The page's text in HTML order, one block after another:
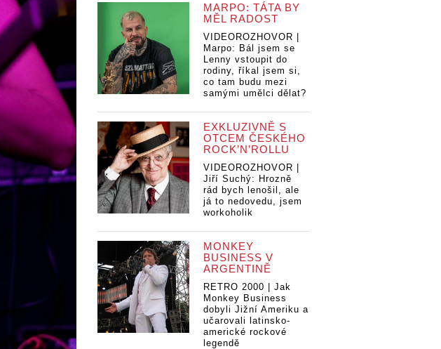
MARPO: TÁTA BY
MĚL RADOST
VIDEOROZHOVOR |
Marpo: Bál jsem se
Lenny vstoupit do
rodiny, říkal jsem si,
co tam budu mezi
samými umělci dělat?
EXKLUZIVNĚ S
OTCEM ČESKÉHO
ROCK’N’ROLLU
VIDEOROZHOVOR |
Jiří Suchý: Hrozně
rád bych lenošil, ale
já to nedovedu, jsem
workoholik
MONKEY
BUSINESS V
ARGENTINĚ
RETRO 2000 | Jak
Monkey Business
dobyli Jižní Ameriku a
učarovali latinsko-
americké rockové
legendě